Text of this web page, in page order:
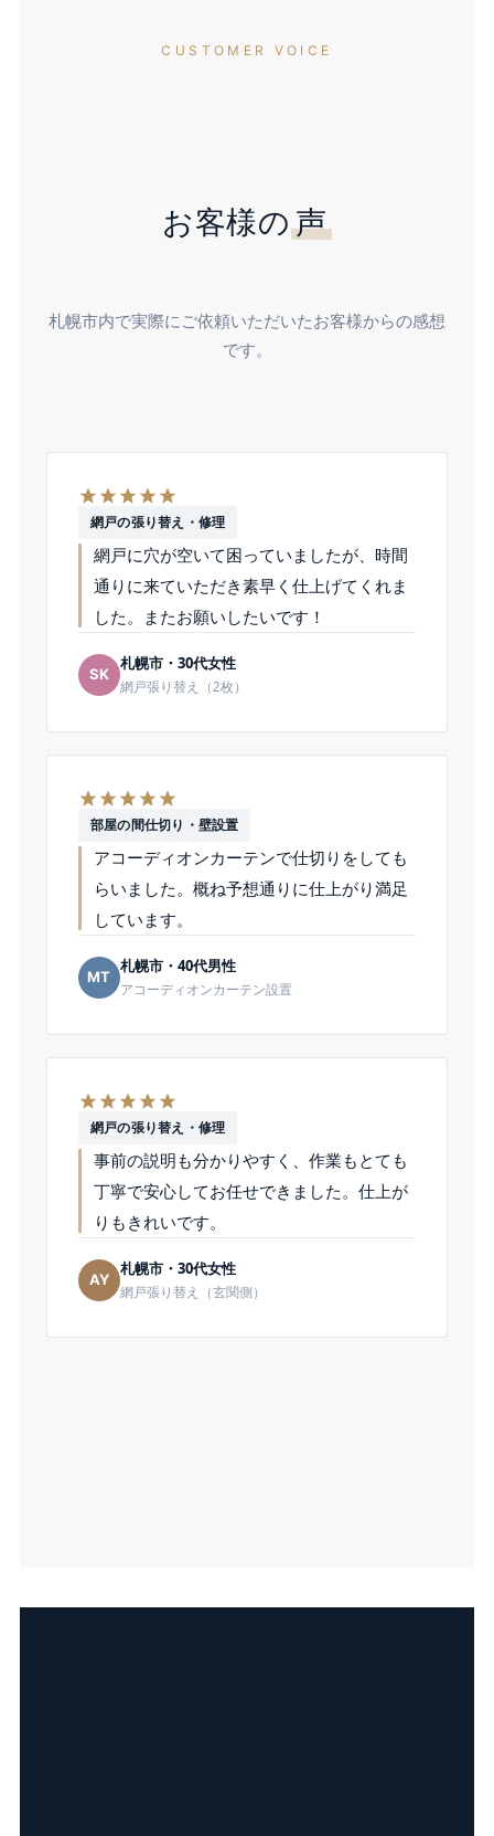
CUSTOMER VOICE
お客様の声
札幌市内で実際にご依頼いただいたお客様からの感想
です。
網戸の張り替え・修理
網戸に穴が空いて困っていましたが、時間
通りに来ていただき素早く仕上げてくれま
した。またお願いしたいです！
SK
札幌市・30代女性
網戸張り替え（2枚）
部屋の間仕切り・壁設置
アコーディオンカーテンで仕切りをしても
らいました。概ね予想通りに仕上がり満足
しています。
MT
札幌市・40代男性
アコーディオンカーテン設置
網戸の張り替え・修理
事前の説明も分かりやすく、作業もとても
丁寧で安心してお任せできました。仕上が
りもきれいです。
AY
札幌市・30代女性
網戸張り替え（玄関側）